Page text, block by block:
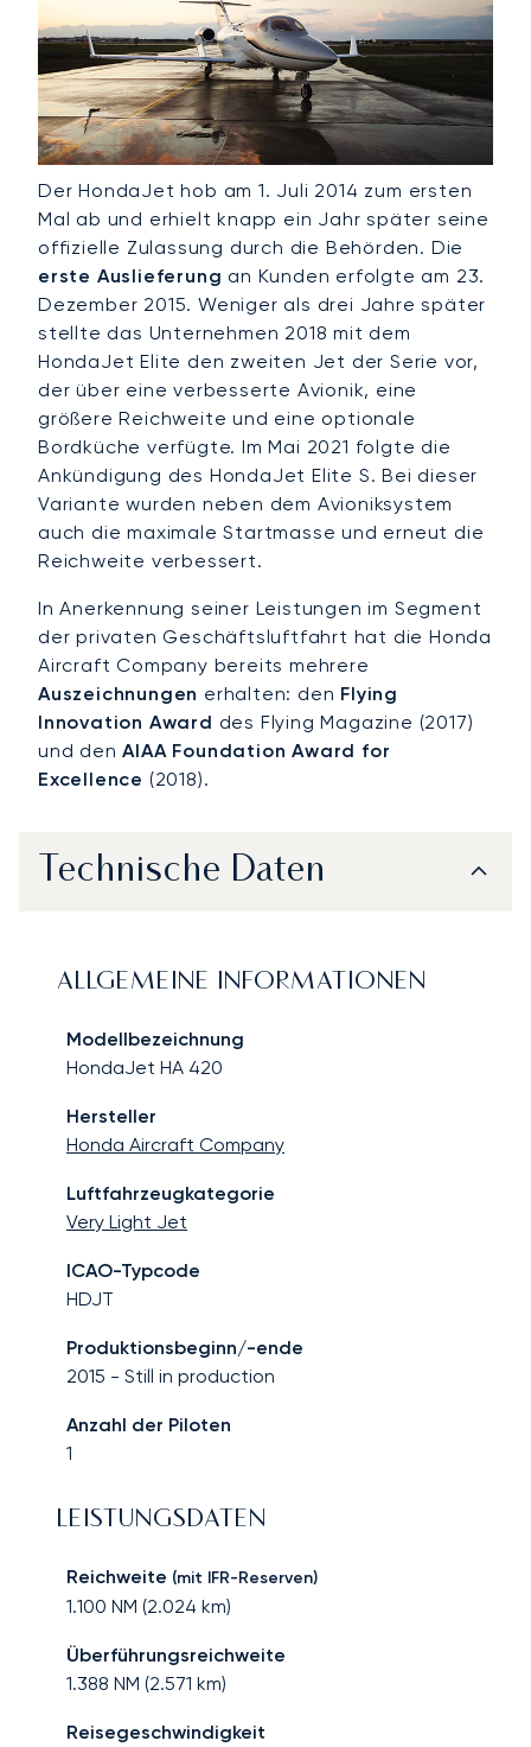
Der HondaJet hob am 1. Juli 2014 zum ersten
Mal ab und erhielt knapp ein Jahr später seine
offizielle Zulassung durch die Behörden. Die
erste Auslieferung an Kunden erfolgte am 23.
Dezember 2015. Weniger als drei Jahre später
stellte das Unternehmen 2018 mit dem
HondaJet Elite den zweiten Jet der Serie vor,
der über eine verbesserte Avionik, eine
größere Reichweite und eine optionale
Bordküche verfügte. Im Mai 2021 folgte die
Ankündigung des HondaJet Elite S. Bei dieser
Variante wurden neben dem Avioniksystem
auch die maximale Startmasse und erneut die
Reichweite verbessert.
In Anerkennung seiner Leistungen im Segment
der privaten Geschäftsluftfahrt hat die Honda
Aircraft Company bereits mehrere
Auszeichnungen erhalten: den Flying
Innovation Award des Flying Magazine (2017)
und denAIAA Foundation Award for
Excellence (2018).
Technische Daten
ALLGEMEINE INFORMATIONEN
Modellbezeichnung
HondaJet HA 420
Hersteller
Honda Aircraft Company
Luftfahrzeugkategorie
Very Light Jet
ICAO-Typcode
HDJT
Produktionsbeginn/-ende
2015 - Still in production
Anzahl der Piloten
1
LEISTUNGSDATEN
Reichweite (mit IFR-Reserven)
1.100 NM (2.024 km)
Überführungsreichweite
1.388 NM (2.571 km)
Reisegeschwindigkeit